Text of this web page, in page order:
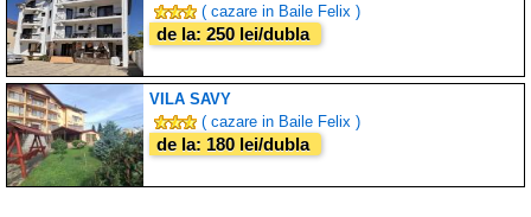
( cazare in Baile Felix )
de la: 250 lei/dubla
VILA SAVY
( cazare in Baile Felix )
de la: 180 lei/dubla